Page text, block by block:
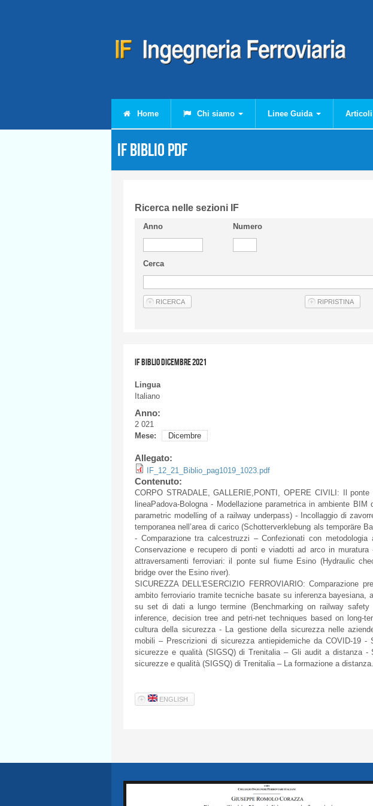
Home Chi siamo Linee Guida Articoli
IF Biblio PDF
Ricerca nelle sezioni IF
Anno Numero
Cerca
IF BIBLIO DICEMBRE 2021
Lingua
Italiano
Anno:
2 021
Mese:
Dicembre
Allegato:
IF_12_21_Biblio_pag1019_1023.pdf
Contenuto:
CORPO STRADALE, GALLERIE,PONTI, OPERE CIVILI: Il
lineaPadova-Bologna - Modellazione parametrica in ambiente
parametric modelling of a railway underpass) - Incollaggio di
temporanea nell’area di carico (Schotterverklebung als temporäre
- Comparazione tra calcestruzzi – Confezionati con
Conservazione e recupero di ponti e viadotti ad arco in muratura
attraversamenti ferroviari: il ponte sul fiume Esino (Hydraulic
bridge over the Esino river).
SICUREZZA DELL'ESERCIZIO FERROVIARIO: Comparazione
ambito ferroviario tramite tecniche basate su inferenza bayesiana,
su set di dati a lungo termine (Benchmarking on railway safety
inference, decision tree and petri-net techniques based on long-
cultura della sicurezza - La gestione della sicurezza nelle
mobili – Prescrizioni di sicurezza antiepidemiche da COVID-19 -
sicurezze e qualità (SIGSQ) di Trenitalia – Gli audit a distanza -
sicurezze e qualità (SIGSQ) di Trenitalia – La formazione a distanza.
ENGLISH